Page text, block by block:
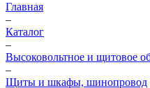
Главная
–
Каталог
–
Высоковольтное и щитовое
–
Щиты и шкафы, шинопровод